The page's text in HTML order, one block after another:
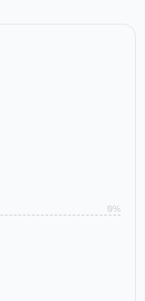
0%